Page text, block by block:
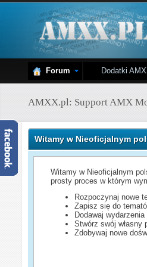
Forum Dodatki
AMXX.pl: Support AMX
Witamy w Nieoficjalnym
Witamy w Nieoficjalnym
prosty proces w którym
Rozpoczynaj nowe
Zapisz się do
Dodawaj
Stwórz swój własny
Zdobywaj nowe